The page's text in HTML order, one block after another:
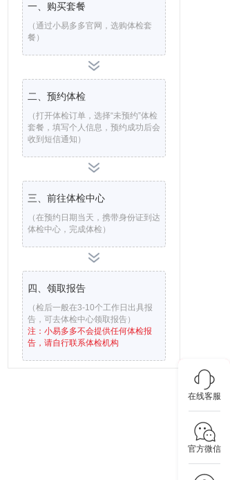
在线客服
官方微信
一、购买套餐
（通过小易多多官网，选购体检套
餐）
二、预约体检
（打开体检订单，选择“未预约”体检
套餐，填写个人信息，预约成功后会
收到短信通知）
三、前往体检中心
（在预约日期当天，携带身份证到达
体检中心，完成体检）
四、领取报告
（检后一般在3-10个工作日出具报
告，可去体检中心领取报告）
注：小易多多不会提供任何体检报
告，请自行联系体检机构